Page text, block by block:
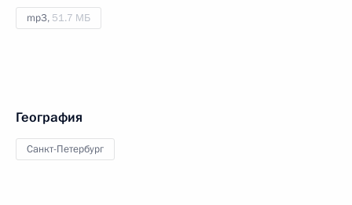
mp3, 51.7 МБ
География
Санкт-Петербург